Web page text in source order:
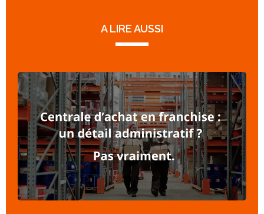
A LIRE AUSSI